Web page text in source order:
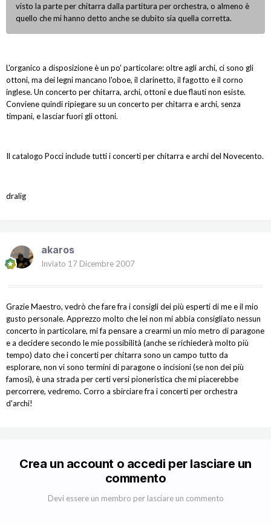
visto la parte per chitarra dalla partitura per orchestra, o almeno è
quello che mi hanno detto anche se dubito sia quella corretta.
L'organico a disposizione è un po' particolare: oltre agli archi, ci sono gli
ottoni, ma dei legni mancano l'oboe, il clarinetto, il fagotto e il corno
inglese. Un concerto per chitarra, archi, ottoni e due flauti non esiste.
Conviene quindi ripiegare su un concerto per chitarra e archi, senza
timpani, e lasciar fuori gli ottoni.
Il catalogo Pocci include tutti i concerti per chitarra e archi del Novecento.
dralig
akaros
Inviato 17 Dicembre 2007
Grazie Maestro, vedrò che fare fra i consigli dei più esperti di me e il mio
gusto personale. Apprezzo molto che lei non mi abbia consigliato nessun
concerto in particolare, mi fa pensare a crearmi un mio metro di paragone
e a decidere secondo le mie possibilità (anche se richiederà molto più
tempo) dato che i concerti per chitarra sono un campo tutto da
esplorare, non vi sono termini di paragone o incisioni (se non dei più
famosi), è una strada per certi versi pioneristica che mi piacerebbe
percorrere, vedremo. Corro a sbirciare fra i concerti per orchestra
d'archi!
Crea un account o accedi per lasciare un
commento
Devi essere un membro per lasciare un commento